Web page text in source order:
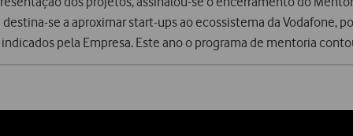
se a aproximar start-ups ao ecossistema da Vodafone,
pela Empresa. Este ano o programa de mentoria